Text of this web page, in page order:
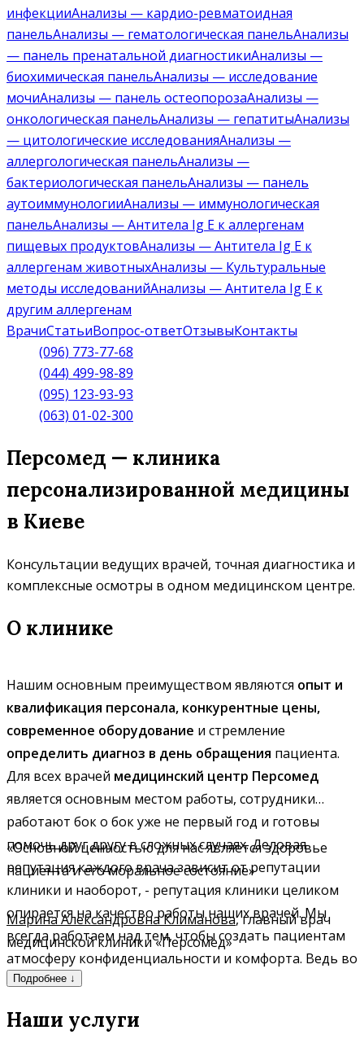
инфекцииАнализы — кардио-ревматоидная
панельАнализы — гематологическая панельАнализы
— панель пренатальной диагностикиАнализы —
биохимическая панельАнализы — исследование
мочиАнализы — панель остеопорозаАнализы —
онкологическая панельАнализы — гепатитыАнализы
— цитологические исследованияАнализы —
аллергологическая панельАнализы —
бактериологическая панельАнализы — панель
аутоиммунологииАнализы — иммунологическая
панельАнализы — Антитела Ig E к аллергенам
пищевых продуктовАнализы — Антитела Ig E к
аллергенам животныхАнализы — Культуральные
методы исследованийАнализы — Антитела Ig E к
другим аллергенам
ВрачиСтатьиВопрос-ответОтзывыКонтакты
(096) 773-77-68
(044) 499-98-89
(095) 123-93-93
(063) 01-02-300
Персомед — клиника
персонализированной медицины
в Киеве
Консультации ведущих врачей, точная диагностика и
комплексные осмотры в одном медицинском центре.
О клинике
Нашим основным преимуществом являются опыт и
квалификация персонала, конкурентные цены,
современное оборудование и стремление
определить диагноз в день обращения пациента.
Для всех врачей медицинский центр Персомед
является основным местом работы, сотрудники
работают бок о бок уже не первый год и готовы
помочь друг другу в сложных случаях. Деловая
репутация каждого врача зависит от репутации
клиники и наоборот, - репутация клиники целиком
опирается на качество работы наших врачей. Мы
всегда работаем над тем, чтобы создать пациентам
атмосферу конфиденциальности и комфорта. Ведь во
время болезни желательно встретить понимание
сервиса, а не стоять в очереди, бесполезно терять
«Основной ценностью для нас является здоровье
пациента и его моральное состояние»
Марина Александровна Климанова, главный врач
медицинской клиники «Персомед»
Подробнее
Наши услуги